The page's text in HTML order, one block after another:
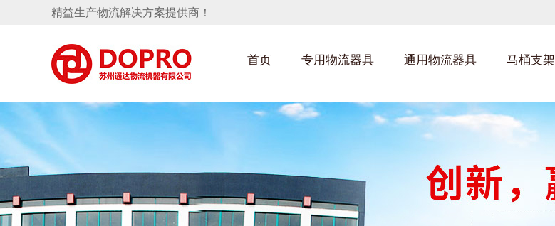
精益生产物流解决方案提供商！
首页 专用物流器具
轮胎架 冲压件料架 仪表盘料架
转向机料架 消声器料架 KD包装箱
纺织业料架
布车/布匹架
通用物流器具
网箱 钢板箱
马桶支架
卫浴行业 化工行业